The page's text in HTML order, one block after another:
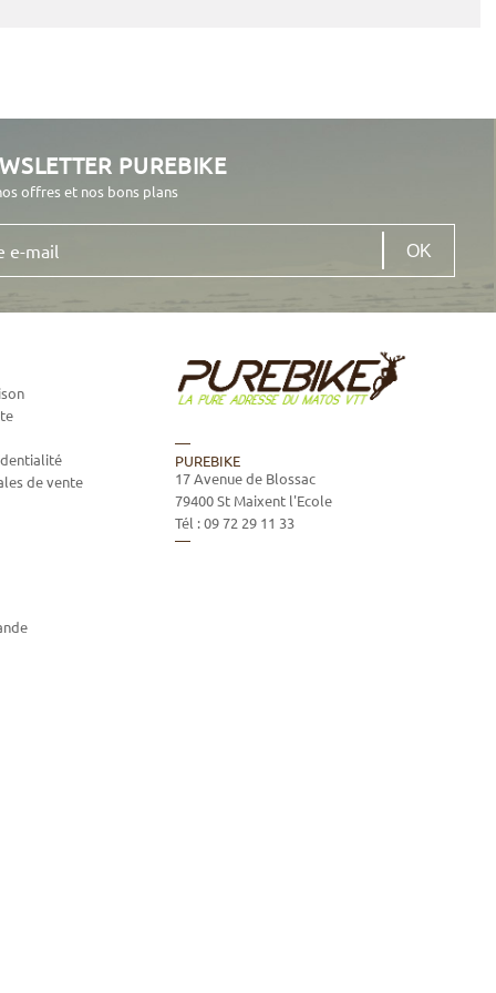
PUREBIKE
offres et nos bons plans
de vente
PUREBIKE
17 Avenue de Blossac
79400St Maixent l'Ecole
Tél :09 72 29 11 33